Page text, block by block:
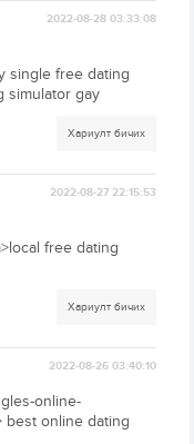
2022-08-28 03:33:08
single free dating
simulator gay
Хариулт бичих
2022-08-27 22:15:53
free dating
Хариулт бичих
2022-08-26 03:40:10
online-
best online dating